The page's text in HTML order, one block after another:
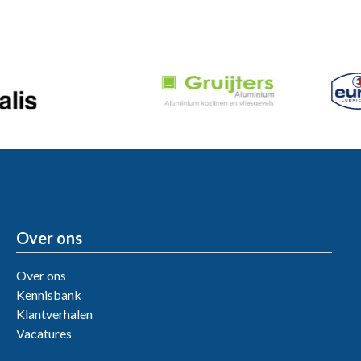
Over ons
Over ons
Kennisbank
Klantverhalen
Vacatures